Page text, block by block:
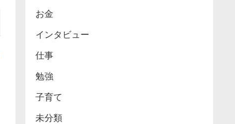
お金
インタビュー
仕事
勉強
子育て
未分類